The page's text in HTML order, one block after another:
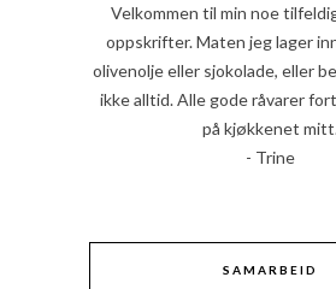
Velkommen til min noe
oppskrifter. Maten jeg lager
olivenolje eller sjokolade, eller
ikke alltid. Alle gode råvarer
på kjøkkenet
- Trine
SAMARBEID